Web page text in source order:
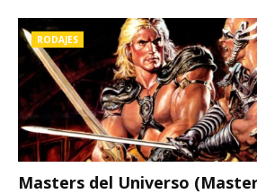
RODAJES
Masters del Universo